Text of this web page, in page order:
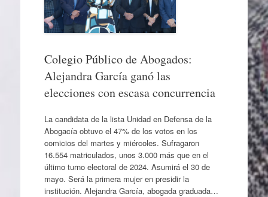
Colegio Público de Abogados:
Alejandra García ganó las
elecciones con escasa concurrencia
La candidata de la lista Unidad en Defensa de la
Abogacía obtuvo el 47% de los votos en los
comicios del martes y miércoles. Sufragaron
16.554 matriculados, unos 3.000 más que en el
último turno electoral de 2024. Asumirá el 30 de
mayo. Será la primera mujer en presidir la
institución. Alejandra García, abogada graduada…